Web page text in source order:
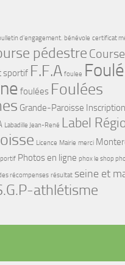
d'engagement. bénévole certificat
pédestre
sportif F.F.A foulee
foulées Foulées
Grande-Paroisse Inscription
Labadille Jean-René Label
Licence Mairie merci
Photos en ligne phox le shop
récompenses résultat seine et
athlétisme